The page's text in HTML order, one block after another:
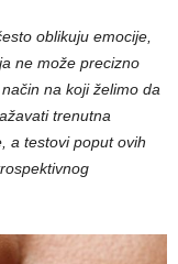
oblikuju emocije,
ne može precizno
na koji želimo da
trenutna
a testovi poput ovih